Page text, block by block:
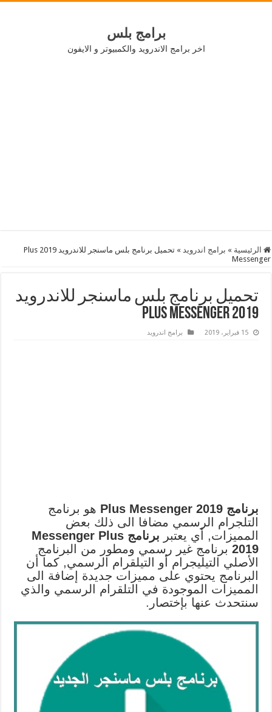
برامج بلس
اخر برامج الاندرويد والكمبيوتر و الايفون
الرئيسية » برامج اندرويد »
تحميل برنامج بلس ماسنجر للاندرويد 2019 Plus
Messenger
تحميل برنامج بلس ماسنجر للاندرويد
2019 Plus Messenger
15 فبراير، 2019 برامج اندرويد
برنامج Plus Messenger 2019
هو برنامج
التلجرام الرسمي مضافا الى ذلك بعض
المميزات, أي يعتبر
برنامج Messenger Plus
2019 برنامج غير رسمي ومطور من البرنامج
الأصلي التيليجرام أو التيلقرام الرسمي, كما أن
البرنامج يحتوي على مميزات جديدة إضافة الى
المميزات الموجودة في التلقرام الرسمي والذي
سنتحدث عنها بإختصار.